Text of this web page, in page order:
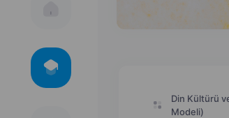
Din Kültürü
Modeli)